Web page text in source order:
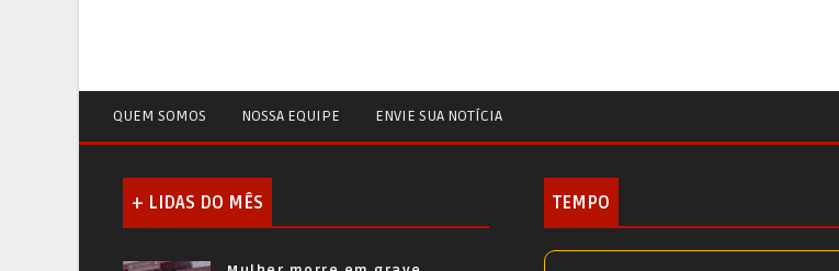
QUEM SOMOS NOSSA EQUIPE ENVIE SUA NOTÍCIA
+ LIDAS DO MÊS TEMPO